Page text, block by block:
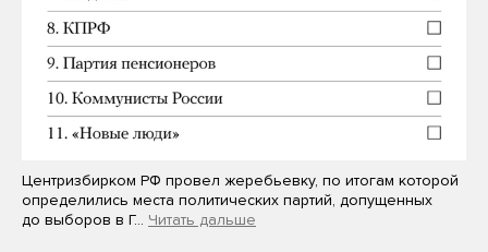
Центризбирком РФ провел жеребьевку, по итогам которой
определились места политических партий, допущенных
до выборов в Г… Читать дальше